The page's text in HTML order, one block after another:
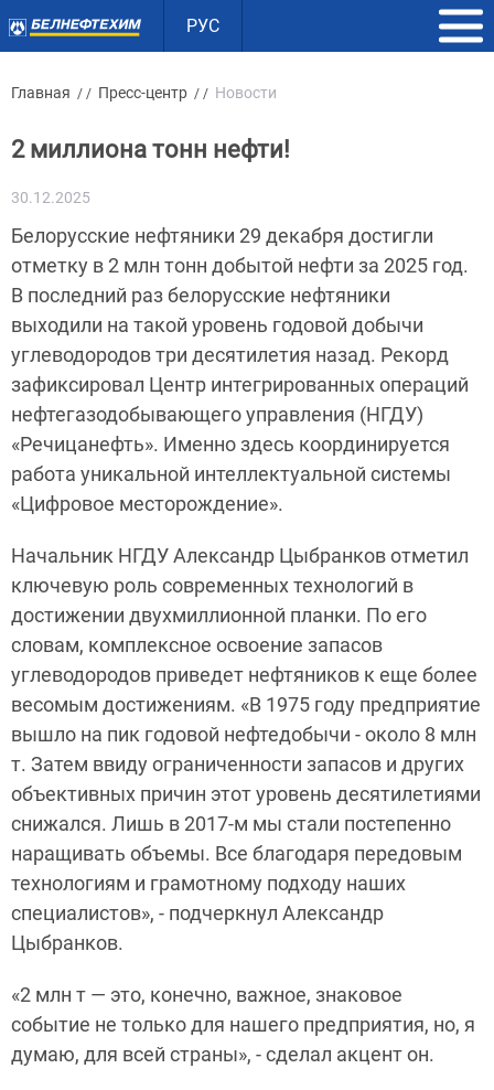
РУС
Главная / / Пресс-центр / / Новости
2 миллиона тонн нефти!
30.12.2025
Белорусские нефтяники 29 декабря достигли
отметку в 2 млн тонн добытой нефти за 2025 год.
В последний раз белорусские нефтяники
выходили на такой уровень годовой добычи
углеводородов три десятилетия назад. Рекорд
зафиксировал Центр интегрированных операций
нефтегазодобывающего управления (НГДУ)
«Речицанефть». Именно здесь координируется
работа уникальной интеллектуальной системы
«Цифровое месторождение».
Начальник НГДУ Александр Цыбранков отметил
ключевую роль современных технологий в
достижении двухмиллионной планки. По его
словам, комплексное освоение запасов
углеводородов приведет нефтяников к еще более
весомым достижениям. «В 1975 году предприятие
вышло на пик годовой нефтедобычи - около 8 млн
т. Затем ввиду ограниченности запасов и других
объективных причин этот уровень десятилетиями
снижался. Лишь в 2017-м мы стали постепенно
наращивать объемы. Все благодаря передовым
технологиям и грамотному подходу наших
специалистов», - подчеркнул Александр
Цыбранков.
«2 млн т — это, конечно, важное, знаковое
событие не только для нашего предприятия, но, я
думаю, для всей страны», - сделал акцент он.